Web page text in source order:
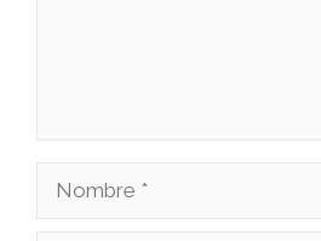
Nombre